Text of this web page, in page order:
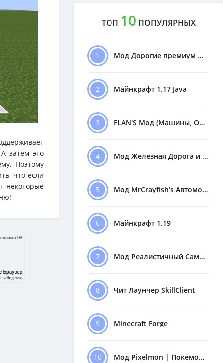
затем это
Поэтому
что если
некоторые
ТОП 10 ПОПУЛЯРНЫХ
1 Мод Дорогие премиум Машины
2 Майнкрафт 1.17 Java
3 FLAN'S Мод (Машины, Оружие)
4 Мод Железная Дорога и Поезда
5 Мод MrCrayfish’s Автомобили
6 Майнкрафт 1.19
7 Мод Реалистичный Самолёт
8 Чит Лаунчер SkillClient
9 Minecraft Forge
10 Мод Pixelmon | Покемоны